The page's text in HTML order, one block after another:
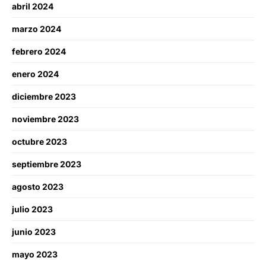
abril 2024
marzo 2024
febrero 2024
enero 2024
diciembre 2023
noviembre 2023
octubre 2023
septiembre 2023
agosto 2023
julio 2023
junio 2023
mayo 2023